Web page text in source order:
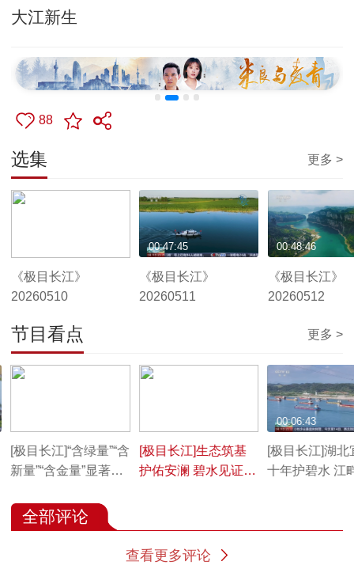
大江新生
88
选集 更多 >
《极目长江》
20260510
《极目长江》
20260511
00:47:45
《极目长江》
20260512
00:48:46
节目看点 更多 >
[极目长江]“含绿量”“含
新量”“含金量”显著提
[极目长江]生态筑基
护佑安澜 碧水见证大
[极目长江]湖北
十年护碧水 江
00:06:43
全部评论
查看更多评论